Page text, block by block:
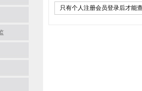
只有个人注册会员登录后才能